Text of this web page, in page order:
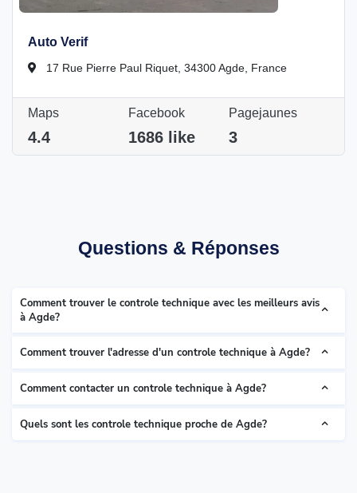
Auto Verif
17 Rue Pierre Paul Riquet, 34300 Agde, France
Maps
4.4
Facebook
1686 like
Pagejaunes
3
Questions & Réponses
Comment trouver le controle technique avec les meilleurs avis
à Agde?
Comment trouver l'adresse d'un controle technique à Agde?
Comment contacter un controle technique à Agde?
Quels sont les controle technique proche de Agde?